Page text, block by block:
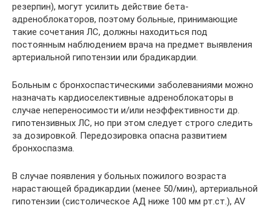
резерпин), могут усилить действие бета-
адреноблокаторов, поэтому больные, принимающие
такие сочетания ЛС, должны находиться под
постоянным наблюдением врача на предмет выявления
артериальной гипотензии или брадикардии.
Больным с бронхоспастическими заболеваниями можно
назначать кардиоселективные адреноблокаторы в
случае непереносимости и/или неэффективности др.
гипотензивных ЛС, но при этом следует строго следить
за дозировкой. Передозировка опасна развитием
бронхоспазма.
В случае появления у больных пожилого возраста
нарастающей брадикардии (менее 50/мин), артериальной
гипотензии (систолическое АД ниже 100 мм рт.ст.), AV